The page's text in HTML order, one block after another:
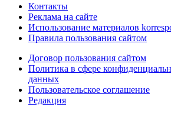
Контакты
Реклама на сайте
Использование материалов
Правила пользования сайтом
Договор пользования сайтом
Политика в сфере
данных
Пользовательское соглашение
Редакция